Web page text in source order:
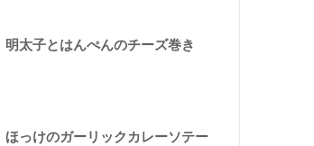
明太子とはんぺんのチーズ巻き
ほっけのガーリックカレーソテー